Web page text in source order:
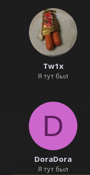
Tw1x
Я тут был
D
DoraDora
Я тут был